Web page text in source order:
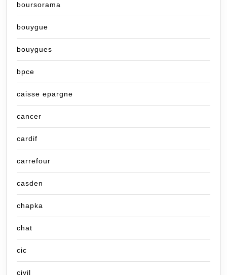
boursorama
bouygue
bouygues
bpce
caisse epargne
cancer
cardif
carrefour
casden
chapka
chat
cic
civil